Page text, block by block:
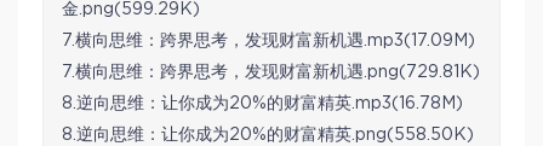
金.png(599.29K)
7.横向思维：跨界思考，发现财富新机遇.mp3(17.09M)
7.横向思维：跨界思考，发现财富新机遇.png(729.81K)
8.逆向思维：让你成为20%的财富精英.mp3(16.78M)
8.逆向思维：让你成为20%的财富精英.png(558.50K)